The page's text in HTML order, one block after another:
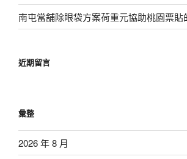
南屯當舖除眼袋方案荷重元協助桃園票貼
近期留言
彙整
2026 年 8 月